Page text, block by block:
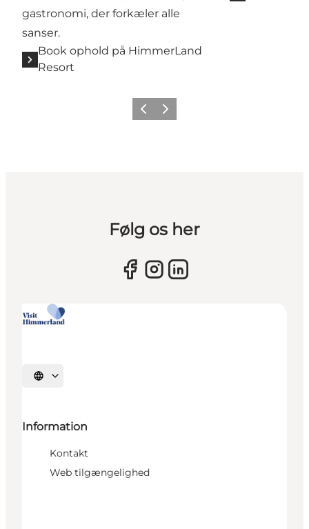
gastronomi, der forkæler alle
sanser.
Book ophold på HimmerLand
Resort
Forrige billede
Næste billede
Følg os her
Vælg sprog
Information
Kontakt
Web tilgængelighed